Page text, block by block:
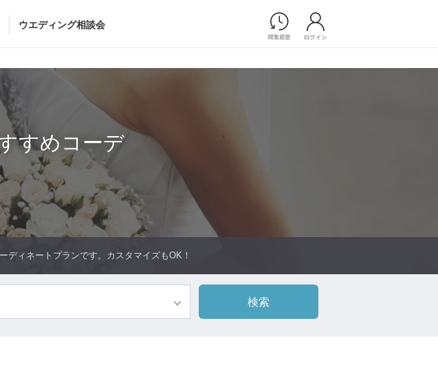
ブライダルエステ
ヘア&メイクショップ一覧
ブライダルエステショップ一覧
Movie
記録映像
すべてのアイテム
ムービーショップ一覧
ウエディング相談会
すめコーデ
ディネートプランです。カスタマイズもOK！